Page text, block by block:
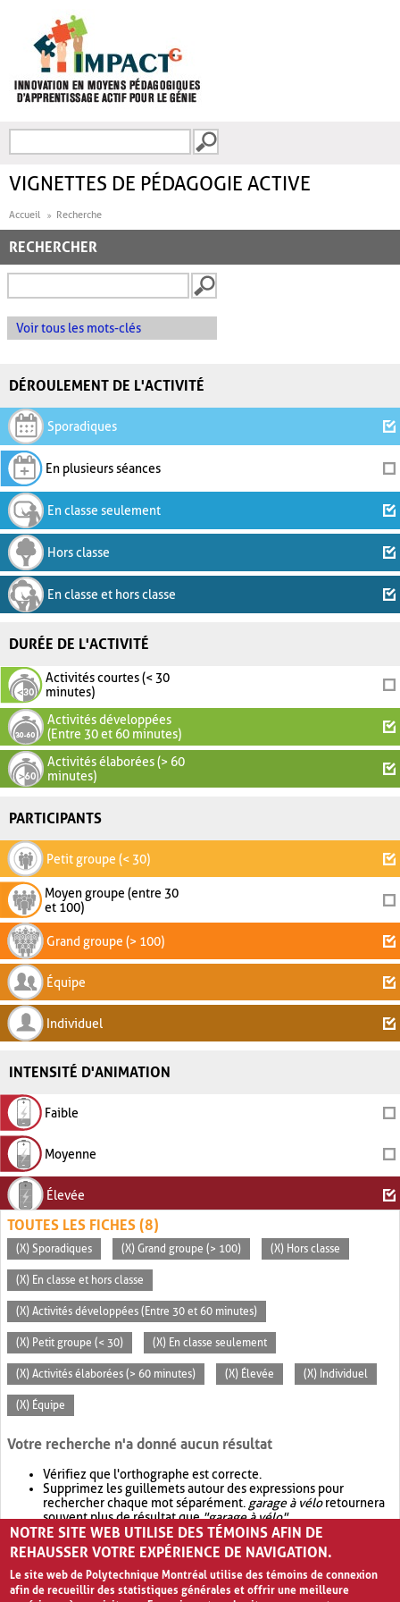
FORMULAIRE DE
VIGNETTES DE PÉDAGOGIE ACTIVE
Accueil Recherche
RECHERCHER
Voir tous les mots-clés
DÉROULEMENT DE L'ACTIVITÉ
Sporadiques
En plusieurs séances
En classe seulement
Hors classe
En classe et hors classe
DURÉE DE L'ACTIVITÉ
Activités courtes (< 30
minutes)
Activités développées
(Entre 30 et 60 minutes)
Activités élaborées (> 60
minutes)
PARTICIPANTS
Petit groupe (< 30)
Moyen groupe (entre 30
et 100)
Grand groupe (> 100)
Équipe
Individuel
INTENSITÉ D'ANIMATION
Faible
Moyenne
Élevée
TOUTES LES FICHES (8)
(X) Sporadiques (X) Grand groupe (> 100) (X) Hors classe
(X) En classe et hors classe
(X) Activités développées (Entre 30 et 60 minutes)
(X) Petit groupe (< 30) (X) En classe seulement
(X) Activités élaborées (> 60 minutes) (X) Élevée (X) Individuel
(X) Équipe
Votre recherche n'a donné aucun résultat
Vérifiez que l'orthographe est correcte.
Supprimez les guillemets autour des expressions pour
rechercher chaque mot séparément. garage à véloretournera
souvent plus de résultat que"garage à vélo".
Envisagez d'élargir votre recherche avec OR.garage OR vélo
retournera souvent plus de résultat quegarage à vélo
NOTRE SITE WEB UTILISE DES TÉMOINS AFIN DE
REHAUSSER VOTRE EXPÉRIENCE DE NAVIGATION.
Le site web de Polytechnique Montréal utilise des témoins de connexion
afin de recueillir des statistiques générales et offrir une meilleure